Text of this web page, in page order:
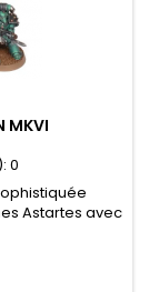
MKVI
0
Astartes avec
20 membres
de
Sergents